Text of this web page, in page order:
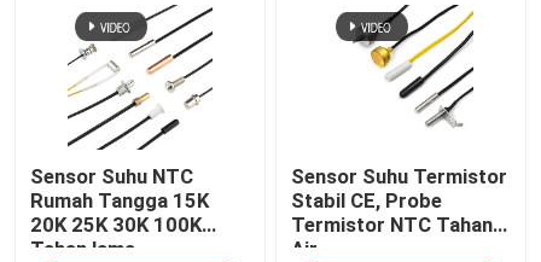
Sensor Suhu NTC
Rumah Tangga 15K
20K 25K 30K 100K
Tahan lama
Sensor Suhu Termistor
Stabil CE, Probe
Termistor NTC Tahan
Air